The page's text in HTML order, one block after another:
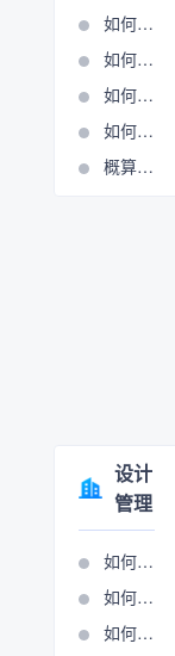
如何导入清单
如何进行分项清单计量
如何使用施工图核算表
如何添加或修改费用条款
概算分项的操作视频
设计
管理
如何添加生产项目
如何设置项目执行
如何项目立项